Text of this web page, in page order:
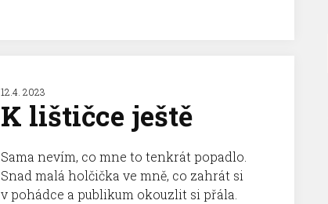
12.4. 2023
K lištičce ještě
Sama nevím, co mne to tenkrát popadlo.
Snad malá holčička ve mně, co zahrát si
v pohádce a publikum okouzlit si přála.